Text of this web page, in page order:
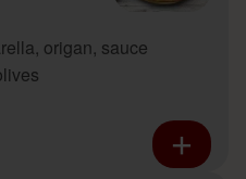
origan, sauce